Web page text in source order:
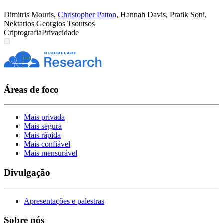
Dimitris Mouris, Christopher Patton, Hannah Davis, Pratik Soni,
Nektarios Georgios Tsoutsos
CriptografiaPrivacidade
Áreas de foco
Mais privada
Mais segura
Mais rápida
Mais confiável
Mais mensurável
Divulgação
Apresentações e palestras
Sobre nós